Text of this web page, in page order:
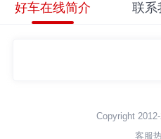
好车在线简介 联系
Copyright
客服